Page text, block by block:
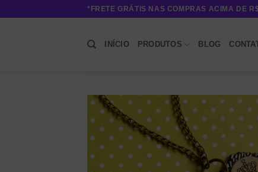
*FRETE GRÁTIS NAS COMPRAS ACIMA DE
INÍCIO PRODUTOS BLOG